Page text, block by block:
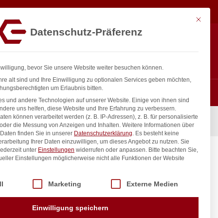
Line, GN 1/2, 6,5L, (H)100mm
inkl. / exkl. MwSt.
€ exkl. MwSt. In den Warenkorb
Mit
Datenschutz-Präferenz
bevor Sie unsere Website weiter besuchen können.
alt sind und Ihre Einwilligung zu optionalen Services geben möchten,
um Erlaubnis bitten.
und andere Technologien auf unserer Website. Einige von ihnen sind
uns helfen, diese Website und Ihre Erfahrung zu verbessern.
können verarbeitet werden (z. B. IP-Adressen), z. B. für personalisierte
die Messung von Anzeigen und Inhalten. Weitere Informationen über
finden Sie in unserer Datenschutzerklärung. Es besteht keine
Ihrer Daten einzuwilligen, um dieses Angebot zu nutzen. Sie
unter Einstellungen widerrufen oder anpassen. Bitte beachten Sie,
Einstellungen möglicherweise nicht alle Funktionen der Website
Service-Gruppen, für die eine Einwilligung erteilt werden kann.
Marketing Externe Medien
Einwilligung speichern